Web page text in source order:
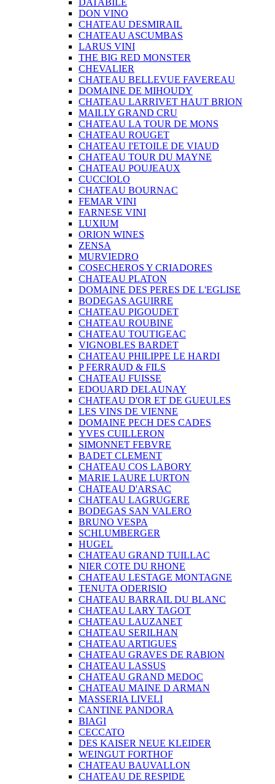
DATABILE
DON VINO
CHATEAU DESMIRAIL
CHATEAU ASCUMBAS
LARUS VINI
THE BIG RED MONSTER
CHEVALIER
CHATEAU BELLEVUE FAVEREAU
DOMAINE DE MIHOUDY
CHATEAU LARRIVET HAUT BRION
MAILLY GRAND CRU
CHATEAU LA TOUR DE MONS
CHATEAU ROUGET
CHATEAU I'ETOILE DE VIAUD
CHATEAU TOUR DU MAYNE
CHATEAU POUJEAUX
CUCCIOLO
CHATEAU BOURNAC
FEMAR VINI
FARNESE VINI
LUXIUM
ORION WINES
ZENSA
MURVIEDRO
COSECHEROS Y CRIADORES
CHATEAU PLATON
DOMAINE DES PERES DE L'EGLISE
BODEGAS AGUIRRE
CHATEAU PIGOUDET
CHATEAU ROUBINE
CHATEAU TOUTIGEAC
VIGNOBLES BARDET
CHATEAU PHILIPPE LE HARDI
P FERRAUD & FILS
CHATEAU FUISSE
EDOUARD DELAUNAY
CHATEAU D'OR ET DE GUEULES
LES VINS DE VIENNE
DOMAINE PECH DES CADES
YVES CUILLERON
SIMONNET FEBVRE
BADET CLEMENT
CHATEAU COS LABORY
MARIE LAURE LURTON
CHATEAU D'ARSAC
CHATEAU LAGRUGERE
BODEGAS SAN VALERO
BRUNO VESPA
SCHLUMBERGER
HUGEL
CHATEAU GRAND TUILLAC
NIER COTE DU RHONE
CHATEAU LESTAGE MONTAGNE
TENUTA ODERISIO
CHATEAU BARRAIL DU BLANC
CHATEAU LARY TAGOT
CHATEAU LAUZANET
CHATEAU SERILHAN
CHATEAU ARTIGUES
CHATEAU GRAVES DE RABION
CHATEAU LASSUS
CHATEAU GRAND MEDOC
CHATEAU MAINE D ARMAN
MASSERIA LIVELI
CANTINE PANDORA
BIAGI
CECCATO
DES KAISER NEUE KLEIDER
WEINGUT FORTHOF
CHATEAU BAUVALLON
CHATEAU DE RESPIDE